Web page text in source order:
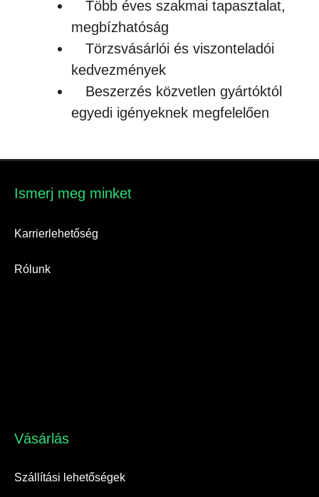
Több éves szakmai tapasztalat,
megbízhatóság
Törzsvásárlói és viszonteladói
kedvezmények
Beszerzés közvetlen gyártóktól
egyedi igényeknek megfelelően
Ismerj meg minket​
Karrierlehetőség
Rólunk
Vásárlás​
Szállítási lehetőségek